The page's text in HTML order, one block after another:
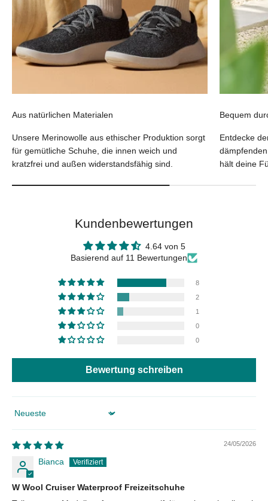
Aus natürlichen Materialen
Unsere Merinowolle aus ethischer Produktion sorgt
für gemütliche Schuhe, die innen weich und
kratzfrei und außen widerstandsfähig sind.
Bequem
Entdecke
hält deine
Kundenbewertungen
4.64 von 5
Basierend auf 11 Bewertungen
8
2
1
0
0
Bewertung schreiben
Sort by
24/05/2026
Bianca
W Wool Cruiser Waterproof Freizeitschuhe